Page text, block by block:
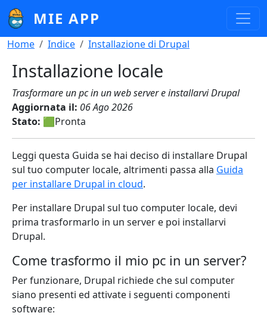
Salta al contenuto principale
MIE APP
Briciole di pane
Home Indice Installazione di Drupal
Installazione locale
Trasformare un pc in un web server e installarvi Drupal
Aggiornata il: 06 Ago 2026
Stato: 🟩Pronta
Leggi questa Guida se hai deciso di installare Drupal
sul tuo computer locale, altrimenti passa alla Guida
per installare Drupal in cloud.
Per installare Drupal sul tuo computer locale, devi
prima trasformarlo in un server e poi installarvi
Drupal.
Come trasformo il mio pc in un server?
Per funzionare, Drupal richiede che sul computer
siano presenti ed attivate i seguenti componenti
software: